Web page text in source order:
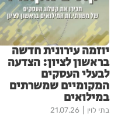
יוזמה עירונית חדשה
בראשון לציון: הצדעה
לבעלי העסקים
המקומיים שמשרתים
במילואים
בתי לוין 21.07.26